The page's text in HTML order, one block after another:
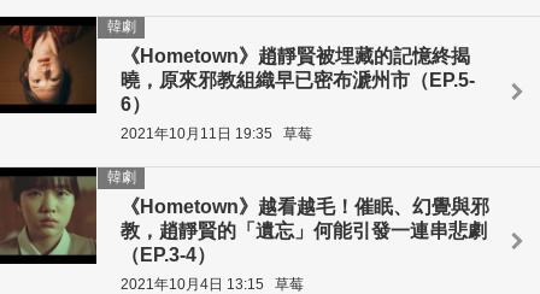
《Hometown》趙靜賢被埋藏的記憶終揭
曉，原來邪教組織早已密布㴲州市（EP.5-
6）
韓劇
2021年10月11日 19:35 草莓
《Hometown》越看越毛！催眠、幻覺與邪
教，趙靜賢的「遺忘」何能引發一連串悲劇
（EP.3-4）
韓劇
2021年10月4日 13:15 草莓